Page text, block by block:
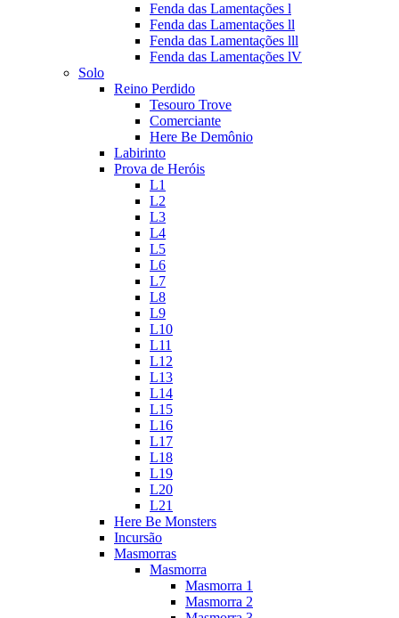
Fenda das Lamentações l
Fenda das Lamentações ll
Fenda das Lamentações lll
Fenda das Lamentações lV
Solo
Reino Perdido
Tesouro Trove
Comerciante
Here Be Demônio
Labirinto
Prova de Heróis
L1
L2
L3
L4
L5
L6
L7
L8
L9
L10
L11
L12
L13
L14
L15
L16
L17
L18
L19
L20
L21
Here Be Monsters
Incursão
Masmorras
Masmorra
Masmorra 1
Masmorra 2